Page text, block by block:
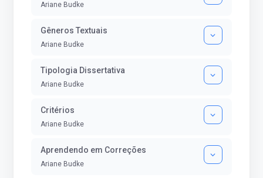
Ariane Budke
Gêneros Textuais
Ariane Budke
Tipologia Dissertativa
Ariane Budke
Critérios
Ariane Budke
Aprendendo em Correções
Ariane Budke